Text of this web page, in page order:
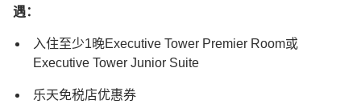
遇：
入住至少1晚Executive Tower Premier Room或
Executive Tower Junior Suite
乐天免税店优惠券